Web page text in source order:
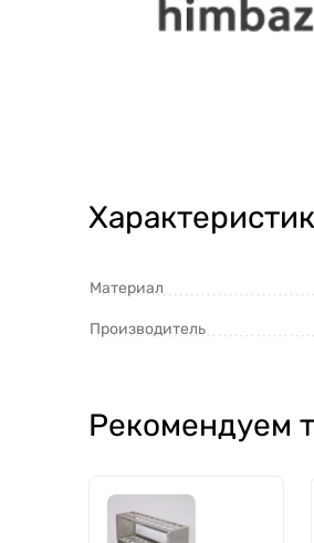
Материал
Производитель
Рекомендуем